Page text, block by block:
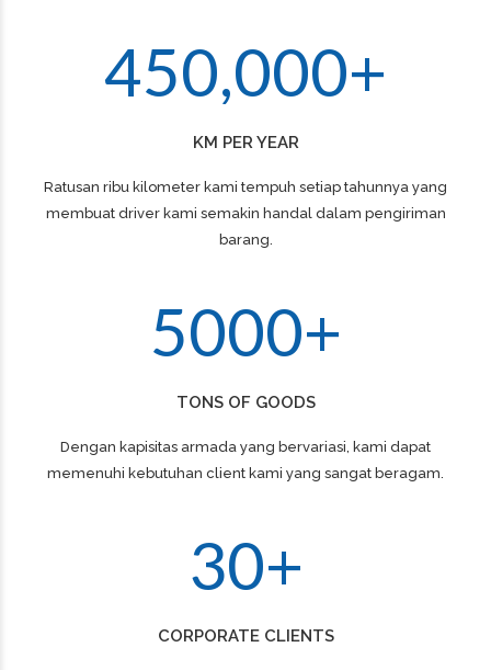
450,000+
KM PER YEAR
Ratusan ribu kilometer kami tempuh setiap tahunnya yang
membuat driver kami semakin handal dalam pengiriman
barang.
1
3
5
6
7
8
9
0
6
7
8
9
0
6
7
8
9
0+
TONS OF GOODS
Dengan kapisitas armada yang bervariasi, kami dapat
memenuhi kebutuhan client kami yang sangat beragam.
0
1
2
3
2
3
4
5
6
7
8
9
0+
CORPORATE CLIENTS